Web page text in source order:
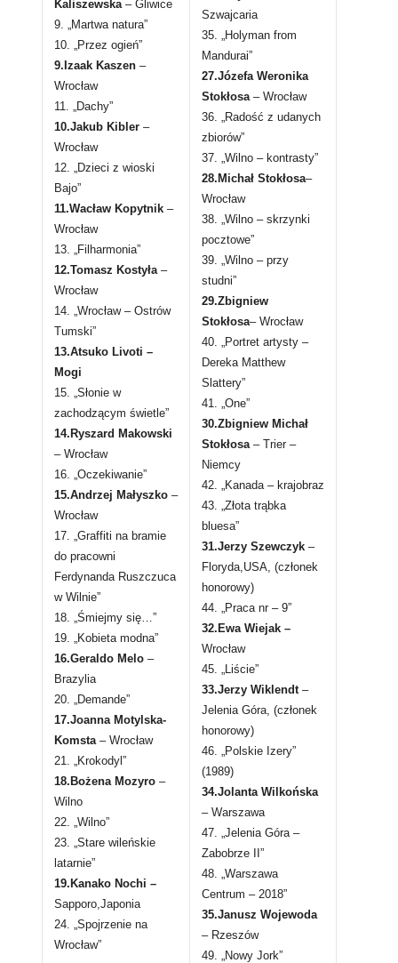
Kaliszewska– Gliwice
9. „Martwa natura”
10. „Przez ogień”
9.Izaak Kaszen–
Wrocław
11. „Dachy”
10.Jakub Kibler–
Wrocław
12. „Dzieci z wioski
Bajo”
11.Wacław Kopytnik–
Wrocław
13. „Filharmonia”
12.Tomasz Kostyła–
Wrocław
14. „Wrocław – Ostrów
Tumski”
13.Atsuko Livoti –
Mogi
15. „Słonie w
zachodzącym świetle”
14.Ryszard Makowski
– Wrocław
16. „Oczekiwanie”
15.Andrzej Małyszko–
Wrocław
17. „Graffiti na bramie
do pracowni
Ferdynanda Ruszczuca
w Wilnie”
18. „Śmiejmy się…”
19. „Kobieta modna”
16.Geraldo Melo–
Brazylia
20. „Demande”
17.Joanna Motylska-
Komsta– Wrocław
21. „Krokodyl”
18.Bożena Mozyro–
Wilno
22. „Wilno”
23. „Stare wileńskie
latarnie”
19.Kanako Nochi –
Sapporo,Japonia
24. „Spojrzenie na
Wrocław”
Szwajcaria
35. „Holyman from
Mandurai”
27.Józefa Weronika
Stokłosa– Wrocław
36. „Radość z udanych
zbiorów”
37. „Wilno – kontrasty”
28.Michał Stokłosa–
Wrocław
38. „Wilno – skrzynki
pocztowe”
39. „Wilno – przy
studni”
29.Zbigniew
Stokłosa– Wrocław
40. „Portret artysty –
Dereka Matthew
Slattery”
41. „One”
30.Zbigniew Michał
Stokłosa– Trier –
Niemcy
42. „Kanada – krajobraz
43. „Złota trąbka
bluesa”
31.Jerzy Szewczyk–
Floryda,USA, (członek
honorowy)
44. „Praca nr – 9”
32.Ewa Wiejak –
Wrocław
45. „Liście”
33.Jerzy Wiklendt–
Jelenia Góra, (członek
honorowy)
46. „Polskie Izery”
(1989)
34.Jolanta Wilkońska
– Warszawa
47. „Jelenia Góra –
Zabobrze II”
48. „Warszawa
Centrum – 2018”
35.Janusz Wojewoda
– Rzeszów
49. „Nowy Jork”